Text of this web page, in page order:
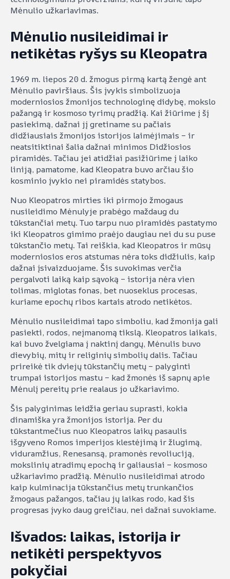
Mėnulio užkariavimas.
Mėnulio nusileidimai ir
netikėtas ryšys su Kleopatra
1969 m. liepos 20 d. žmogus pirmą kartą žengė ant
Mėnulio paviršiaus. Šis įvykis simbolizuoja
moderniosios žmonijos technologinę didybę, mokslo
pažangą ir kosmoso tyrimų pradžią. Kai žiūrime į šį
pasiekimą, dažnai jį gretiname su pačiais
didžiausiais žmonijos istorijos laimėjimais – ir
neatsitiktinai šalia dažnai minimos Didžiosios
piramidės. Tačiau jei atidžiai pasižiūrime į laiko
liniją, pamatome, kad Kleopatra buvo arčiau šio
kosminio įvykio nei piramidės statybos.
Nuo Kleopatros mirties iki pirmojo žmogaus
nusileidimo Mėnulyje prabėgo maždaug du
tūkstančiai metų. Tuo tarpu nuo piramidės pastatymo
iki Kleopatros gimimo praėjo daugiau nei du su puse
tūkstančio metų. Tai reiškia, kad Kleopatros ir mūsų
moderniosios eros atstumas nėra toks didžiulis, kaip
dažnai įsivaizduojame. Šis suvokimas verčia
pergalvoti laiką kaip sąvoką – istorija nėra vien
tolimas, miglotas fonas, bet nuoseklus procesas,
kuriame epochų ribos kartais atrodo netikėtos.
Mėnulio nusileidimai tapo simboliu, kad žmonija gali
pasiekti, rodos, neįmanomą tikslą. Kleopatros laikais,
kai buvo žvelgiama į naktinį dangų, Mėnulis buvo
dievybių, mitų ir religinių simbolių dalis. Tačiau
prireikė tik dviejų tūkstančių metų – palyginti
trumpai istorijos mastu – kad žmonės iš sapnų apie
Mėnulį pereitų prie realaus jo užkariavimo.
Šis palyginimas leidžia geriau suprasti, kokia
dinamiška yra žmonijos istorija. Per du
tūkstantmečius nuo Kleopatros laikų pasaulis
išgyveno Romos imperijos klestėjimą ir žlugimą,
viduramžius, Renesansą, pramonės revoliuciją,
mokslinių atradimų epochą ir galiausiai – kosmoso
užkariavimo pradžią. Mėnulio nusileidimai atrodo
kaip kulminacija tūkstančius metų trunkančios
žmogaus pažangos, tačiau jų laikas rodo, kad šis
progresas įvyko daug greičiau, nei dažnai suvokiame.
Išvados: laikas, istorija ir
netikėti perspektyvos
pokyčiai